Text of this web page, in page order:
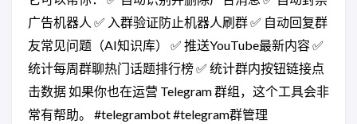
广告机器人 ✅ 入群验证防止机器人刷群 ✅ 自动回复群
友常见问题（AI知识库） ✅ 推送YouTube最新内容 ✅
统计每周群聊热门话题排行榜 ✅ 统计群内按钮链接点
击数据 如果你也在运营 Telegram 群组，这个工具会非
常有帮助。 #telegrambot #telegram群管理